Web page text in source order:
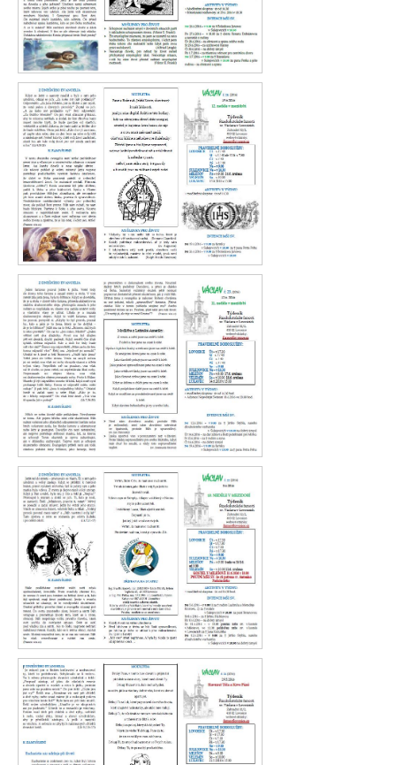
Václav 25. 2016
Václav 24. 2016
Václav 23. 2016
Václav 22. 2016